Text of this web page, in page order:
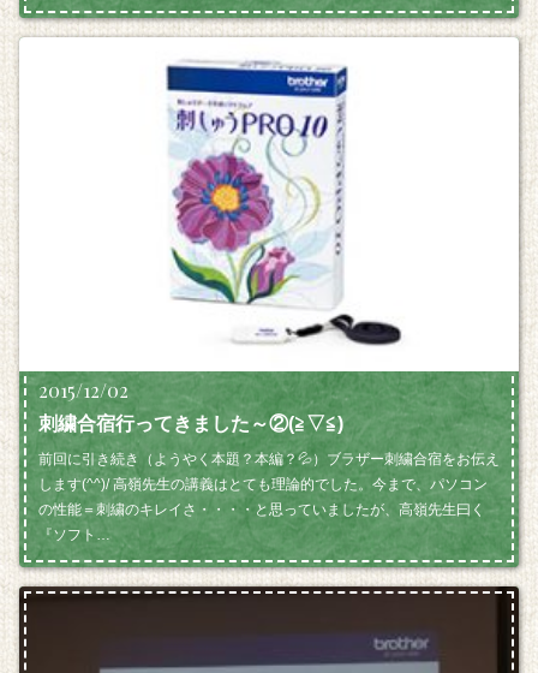
2015/12/02
刺繍合宿行ってきました～②(≧▽≦)
前回に引き続き（ようやく本題？本編？💦）ブラザー刺繍合宿をお伝え
します(^^)/ 高嶺先生の講義はとても理論的でした。今まで、パソコン
の性能＝刺繍のキレイさ・・・・と思っていましたが、高嶺先生曰く
『ソフト…